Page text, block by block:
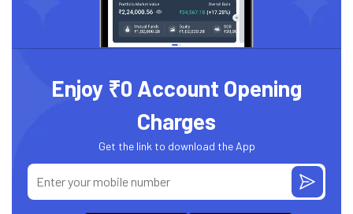
Enjoy ₹0 Account Opening
Charges
Get the link to download the App